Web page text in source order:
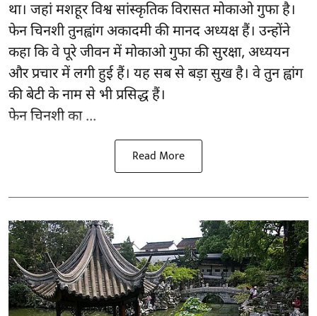
था। जहां मशहूर विश्व सांस्कृतिक विरासत मोकाओ गुफा है।
फेन चिनशी तुनह्वांग अकादमी की मानद अध्यक्ष हैं। उन्होंने
कहा कि वे पूरे जीवन में मोकाओ गुफा की सुरक्षा, अध्ययन
और प्रचार में लगी हुई हैं। यह सब से बड़ा सुख है। वे तुन ह्वांग
की बेटी के नाम से भी प्रसिद्ध हैं।
फेन चिनशी का ...
Read More